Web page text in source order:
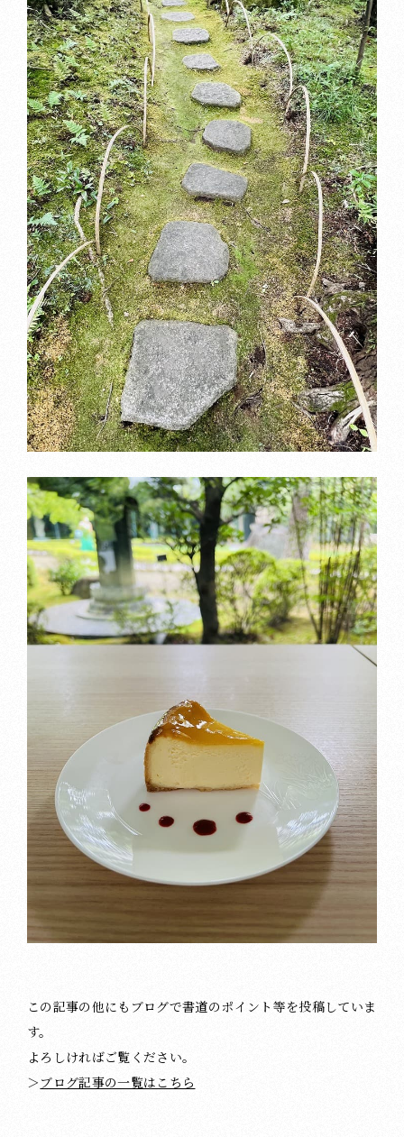
この記事の他にもブログで書道のポイント等を投稿していま
す。
よろしければご覧ください。
＞ ブログ記事の一覧はこちら